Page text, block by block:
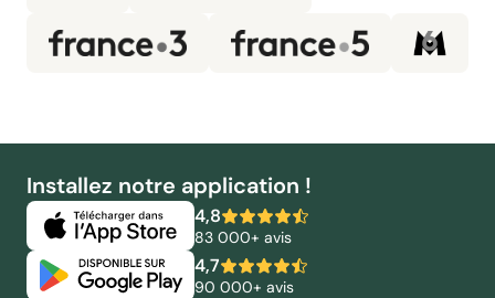
Installez notre application !
4,8
83 000+ avis
4,7
90 000+ avis